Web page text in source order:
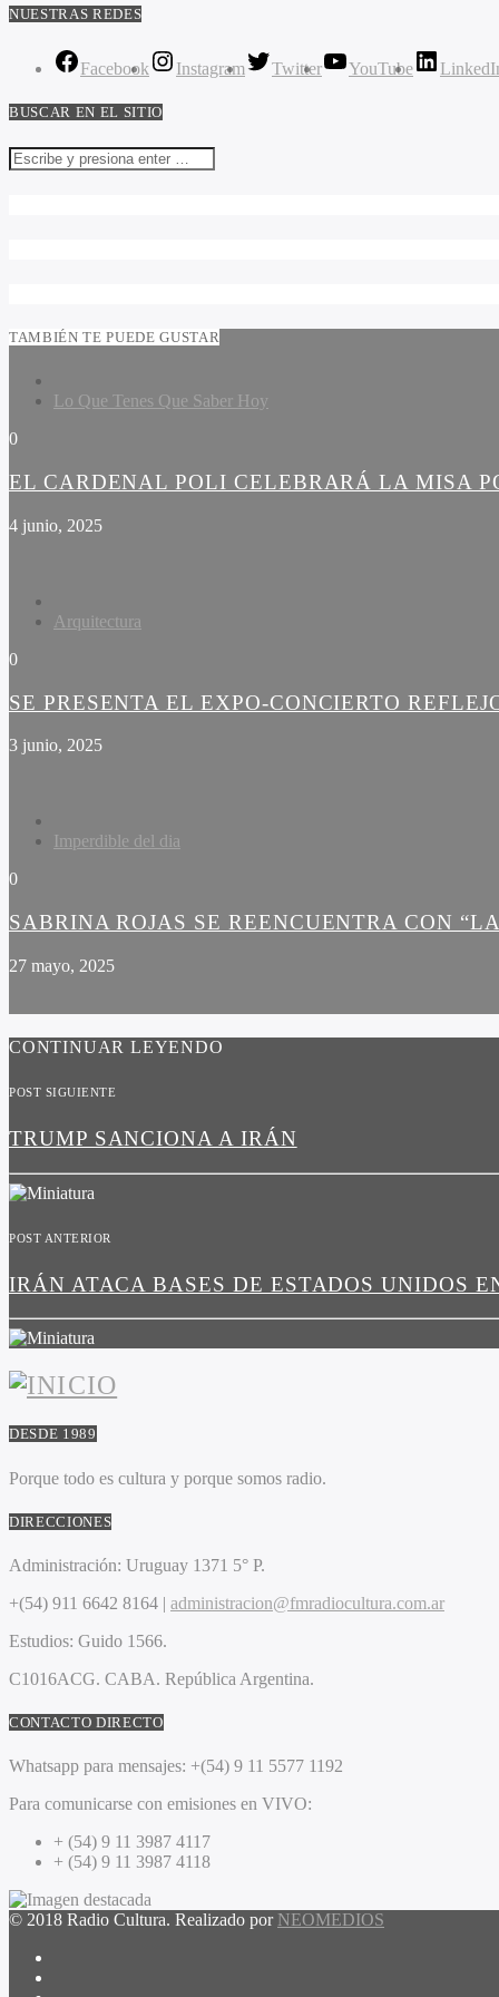
NUESTRAS REDES
Facebook Instagram Twitter YouTube
BUSCAR EN EL SITIO
TAMBIÉN TE PUEDE GUSTAR
Lo Que Tenes Que Saber Hoy
0
EL CARDENAL POLI CELEBRARÁ LA MISA
4 junio, 2025
Arquitectura
0
SE PRESENTA EL EXPO-CONCIERTO
3 junio, 2025
Imperdible del dia
0
SABRINA ROJAS SE REENCUENTRA CON
27 mayo, 2025
CONTINUAR LEYENDO
POST SIGUIENTE
TRUMP SANCIONA A IRÁN
POST ANTERIOR
IRÁN ATACA BASES DE ESTADOS UNIDOS
DESDE 1989
Porque todo es cultura y porque somos radio.
DIRECCIONES
Administración: Uruguay 1371 5° P.
+(54) 911 6642 8164 | administracion@fmradiocultura.com.ar
Estudios: Guido 1566.
C1016ACG. CABA. República Argentina.
CONTACTO DIRECTO
Whatsapp para mensajes: +(54) 9 11 5577 1192
Para comunicarse con emisiones en VIVO:
+ (54) 9 11 3987 4117
+ (54) 9 11 3987 4118
© 2018 Radio Cultura. Realizado por NEOMEDIOS